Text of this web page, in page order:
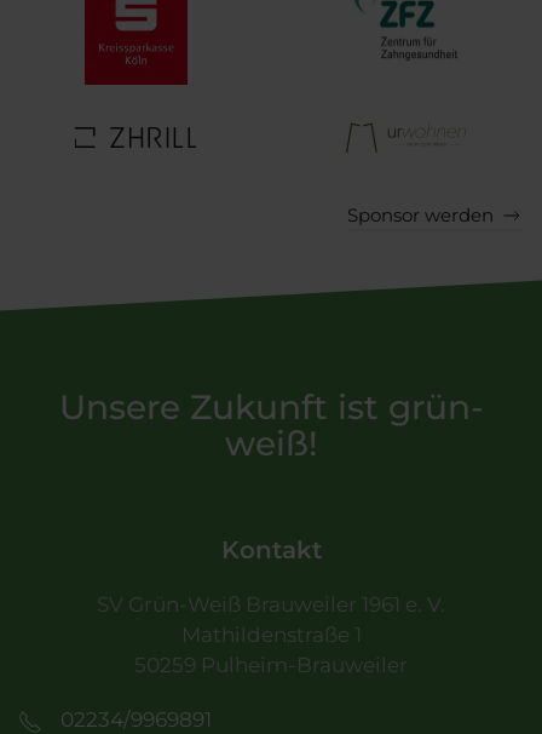
Sponsor werden
Unsere Zukunft ist grün-
weiß!
Kontakt
SV Grün-Weiß Brauweiler 1961 e. V.
Mathildenstraße 1
50259 Pulheim-Brauweiler
02234/9969891